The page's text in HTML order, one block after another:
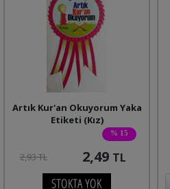
% 15
Artık Kur'an Okuyorum Yaka
Etiketi (Kız)
2,93 TL 2,49 TL